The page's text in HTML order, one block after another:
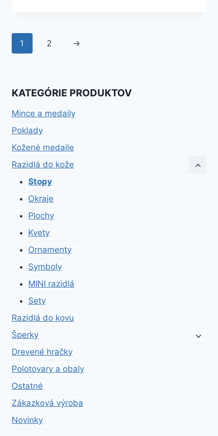
1 2 →
KATEGÓRIE PRODUKTOV
Mince a medaily
Poklady
Kožené medaile
Razidlá do kože
Stopy
Okraje
Plochy
Kvety
Ornamenty
Symboly
MINI razidlá
Sety
Razidlá do kovu
Šperky
Drevené hračky
Polotovary a obaly
Ostatné
Zákazková výroba
Novinky